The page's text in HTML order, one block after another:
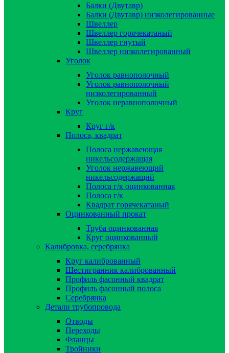
Балки (Двутавр)
Балки (Двутавр) низколегированные
Швеллер
Швеллер горячекатаный
Швеллер гнутый
Швеллер низколегированный
Уголок
Уголок равнополочный
Уголок равнополочный
низколегированный
Уголок неравнополочный
Круг
Круг г/к
Полоса, квадрат
Полоса нержавеющая
никельсодержащая
Уголок нержавеющий
никельсодержащий
Полоса г/к оцинкованная
Полоса г/к
Квадрат горячекатаный
Оцинкованный прокат
Труба оцинкованная
Круг оцинкованный
Калибровка, серебрянка
Круг калиброванный
Шестигранник калиброванный
Профиль фасонный квадрат
Профиль фасонный полоса
Серебрянка
Детали трубопровода
Отводы
Переходы
Фланцы
Тройники